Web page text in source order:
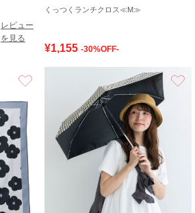
レビュー
を見る
くっつくランチクロス≪M≫
¥1,155 -30%OFF-